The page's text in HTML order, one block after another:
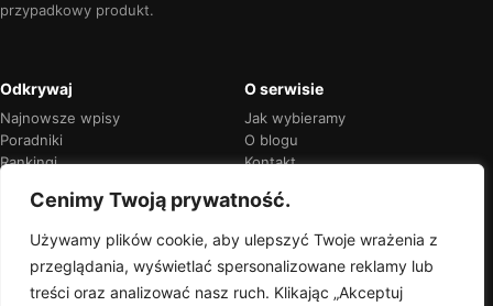
Cenimy Twoją prywatność.
Używamy plików cookie, aby ulepszyć Twoje wrażenia z
przeglądania, wyświetlać spersonalizowane reklamy lub
treści oraz analizować nasz ruch. Klikając „Akceptuj
przypadkowy produkt.
Odkrywaj
Najnowsze wpisy
Poradniki
Rankingi
O serwisie
Jak wybieramy
O blogu
Kontakt
Przejrzyste rekomendacje